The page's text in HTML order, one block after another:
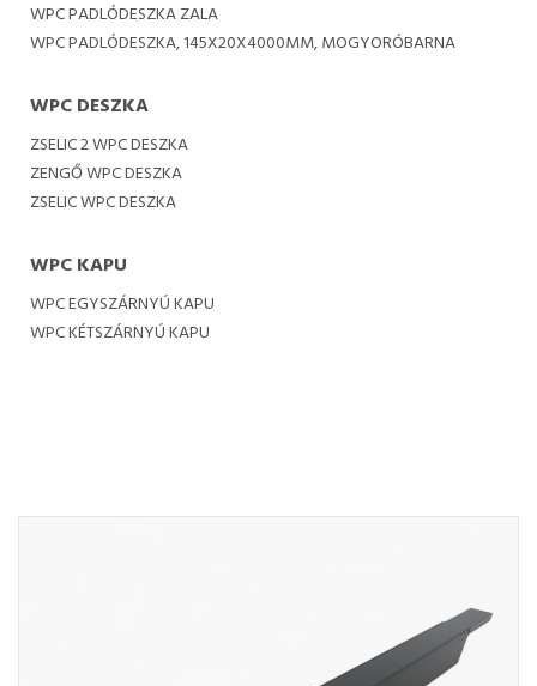
WPC PADLÓDESZKA ZALA
WPC PADLÓDESZKA, 145X20X4000MM, MOGYORÓBARNA
WPC DESZKA
ZSELIC 2 WPC DESZKA
ZENGŐ WPC DESZKA
ZSELIC WPC DESZKA
WPC KAPU
WPC EGYSZÁRNYÚ KAPU
WPC KÉTSZÁRNYÚ KAPU